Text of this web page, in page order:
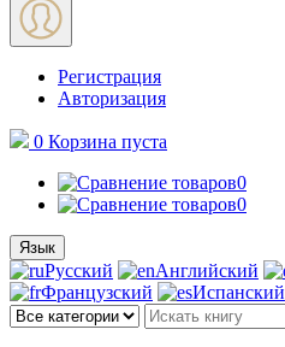
Регистрация
Авторизация
0 Корзина пуста
0
0
Язык
Русский Английский
Французский
Испанский